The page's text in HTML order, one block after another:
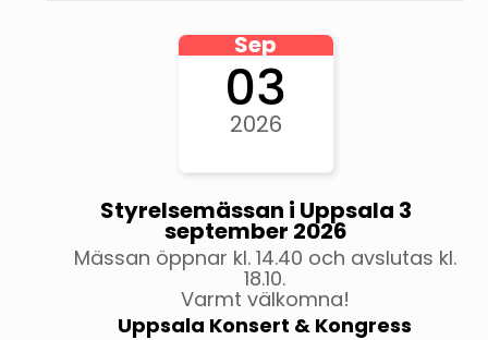
Sep
03
2026
Styrelsemässan i Uppsala 3
september 2026
Mässan öppnar kl. 14.40 och avslutas kl.
18.10.
Varmt välkomna!
Uppsala Konsert & Kongress